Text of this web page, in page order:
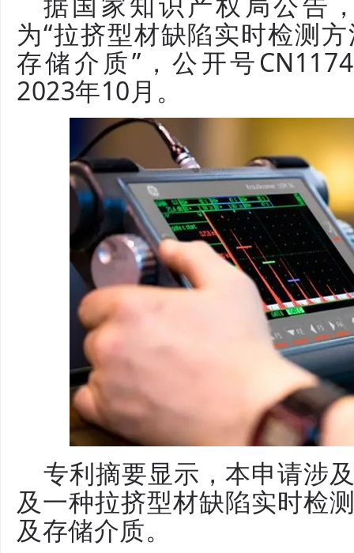
为“拉挤型材缺陷实时检测
存储介质”，公开号
2023年10月。
专利摘要显示，本申请涉
及一种拉挤型材缺陷实时检
及存储介质。